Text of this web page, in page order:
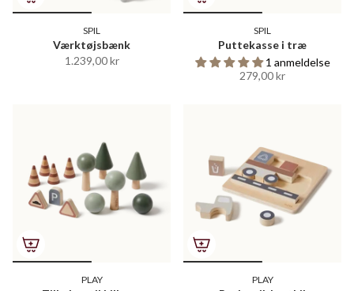
SPIL
Værktøjsbænk
1.239,00 kr
SPIL
Puttekasse i træ
1 anmeldelse
279,00 kr
PLAY PLAY